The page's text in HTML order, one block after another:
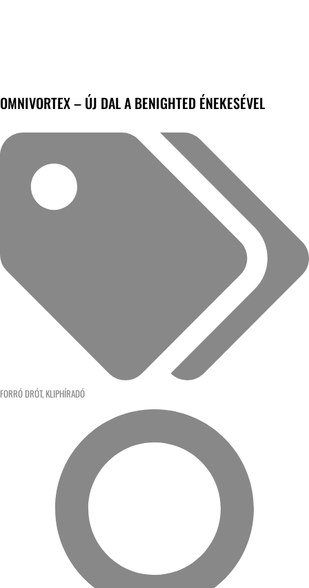
OMNIVORTEX – ÚJ DAL A BENIGHTED ÉNEKESÉVEL
FORRÓ DRÓT, KLIPHÍRADÓ